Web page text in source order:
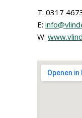
T: 0317
E:
W: